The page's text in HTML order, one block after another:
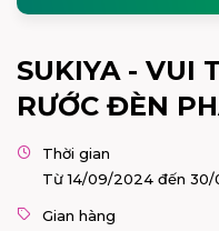
SUKIYA - VUI
RƯỚC ĐÈN
Thời gian
Từ 14/09/2024 đến
Gian hàng